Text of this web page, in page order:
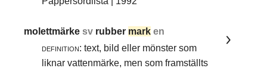
molettmärkesv rubber mark en
definition: text, bild eller mönster som
liknar vattenmärke, men som framställts